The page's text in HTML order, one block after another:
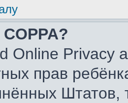
Online Privacy
прав
Штатов,